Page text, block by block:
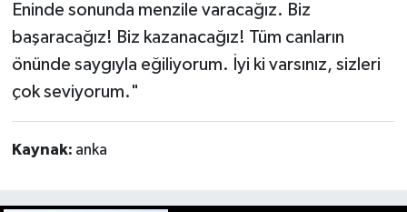
Eninde sonunda menzile varacağız. Biz
başaracağız! Biz kazanacağız! Tüm canların
önünde saygıyla eğiliyorum. İyi ki varsınız, sizleri
çok seviyorum."
Kaynak: anka